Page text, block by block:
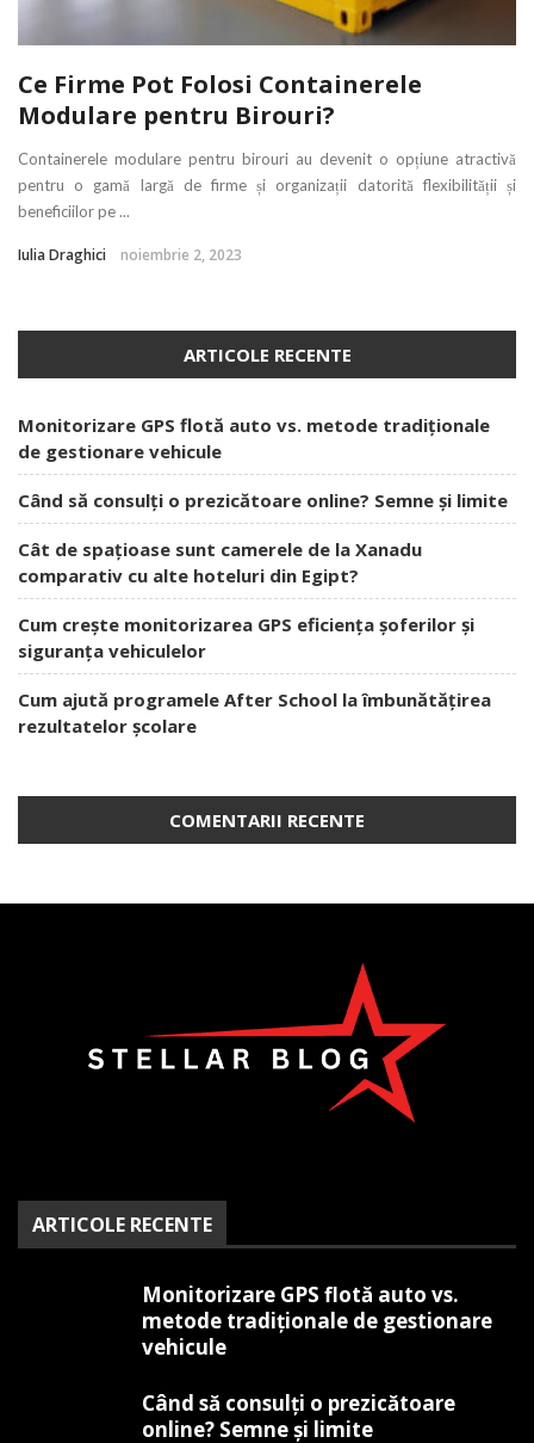
Ce Firme Pot Folosi Containerele
Modulare pentru Birouri?
Containerele modulare pentru birouri au devenit o opțiune atractivă
pentru o gamă largă de firme și organizații datorită flexibilității și
beneficiilor pe ...
Iulia Draghici noiembrie 2, 2023
ARTICOLE RECENTE
Monitorizare GPS flotă auto vs. metode tradiționale
de gestionare vehicule
Când să consulți o prezicătoare online? Semne și limite
Cât de spațioase sunt camerele de la Xanadu
comparativ cu alte hoteluri din Egipt?
Cum crește monitorizarea GPS eficiența șoferilor și
siguranța vehiculelor
Cum ajută programele After School la îmbunătățirea
rezultatelor școlare
COMENTARII RECENTE
ARTICOLE RECENTE
Monitorizare GPS flotă auto vs.
metode tradiționale de gestionare
vehicule
Când să consulți o prezicătoare
online? Semne și limite